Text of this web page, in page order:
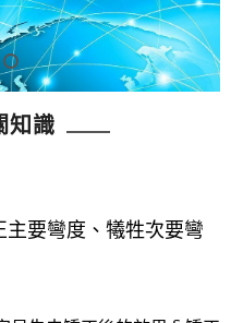
知識
要彎度、犧牲次要彎